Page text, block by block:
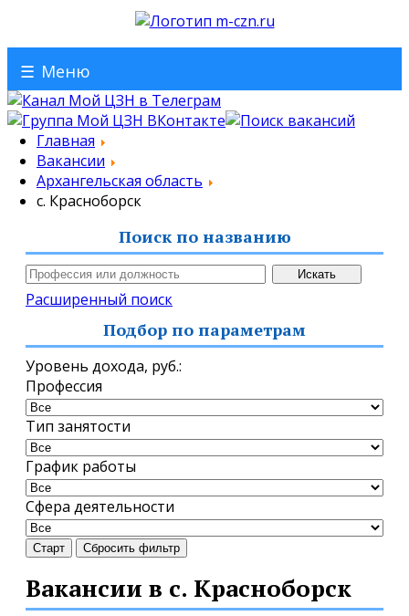
☰ Меню
Главная
Вакансии
Архангельская область
с. Красноборск
Поиск по названию
Расширенный поиск
Подбор по параметрам
Уровень дохода, руб.:
Профессия
Тип занятости
График работы
Сфера деятельности
Старт Сбросить фильтр
Вакансии в с. Красноборск